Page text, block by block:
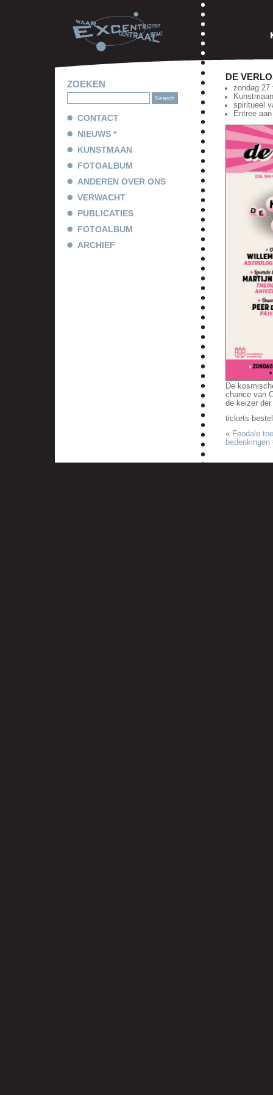
ZOEKEN
CONTACT
NIEUWS *
KUNSTMAAN
FOTOALBUM
ANDEREN OVER ONS
VERWACHT
PUBLICATIES
FOTOALBUM
ARCHIEF
DE
zondag 27
spiritueel
Entree
De
chance van
de keizer
tickets
« Feodale